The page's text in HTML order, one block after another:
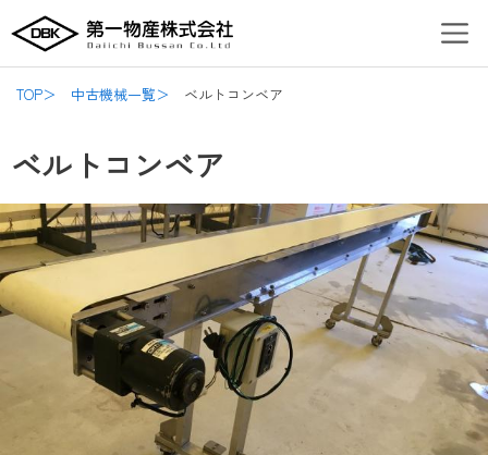
容
を
プ
Menu
TOP＞ 中古機械一覧＞ ベルトコンベア
ベルトコンベア
navigation